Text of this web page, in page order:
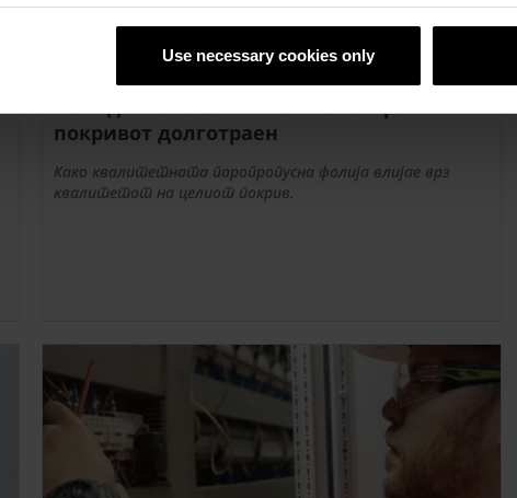
Use necessary cookies only
Невидливата заштита што го прави
покривот долготраен
Како квалитетната паропропусна фолија влијае врз
квалитетот на целиот покрив.